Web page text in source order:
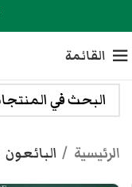
القائمة
الرئيسية البائعون